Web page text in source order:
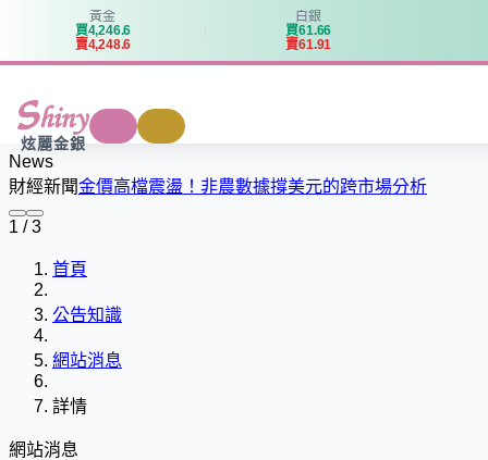
黃金
買4,246.6
賣4,248.6
白銀
買61.66
賣61.91
炫麗金銀
News
財經新聞金價高檔震盪！非農數據撐美元的跨市場分析
1 / 3
首頁
公告知識
網站消息
詳情
網站消息